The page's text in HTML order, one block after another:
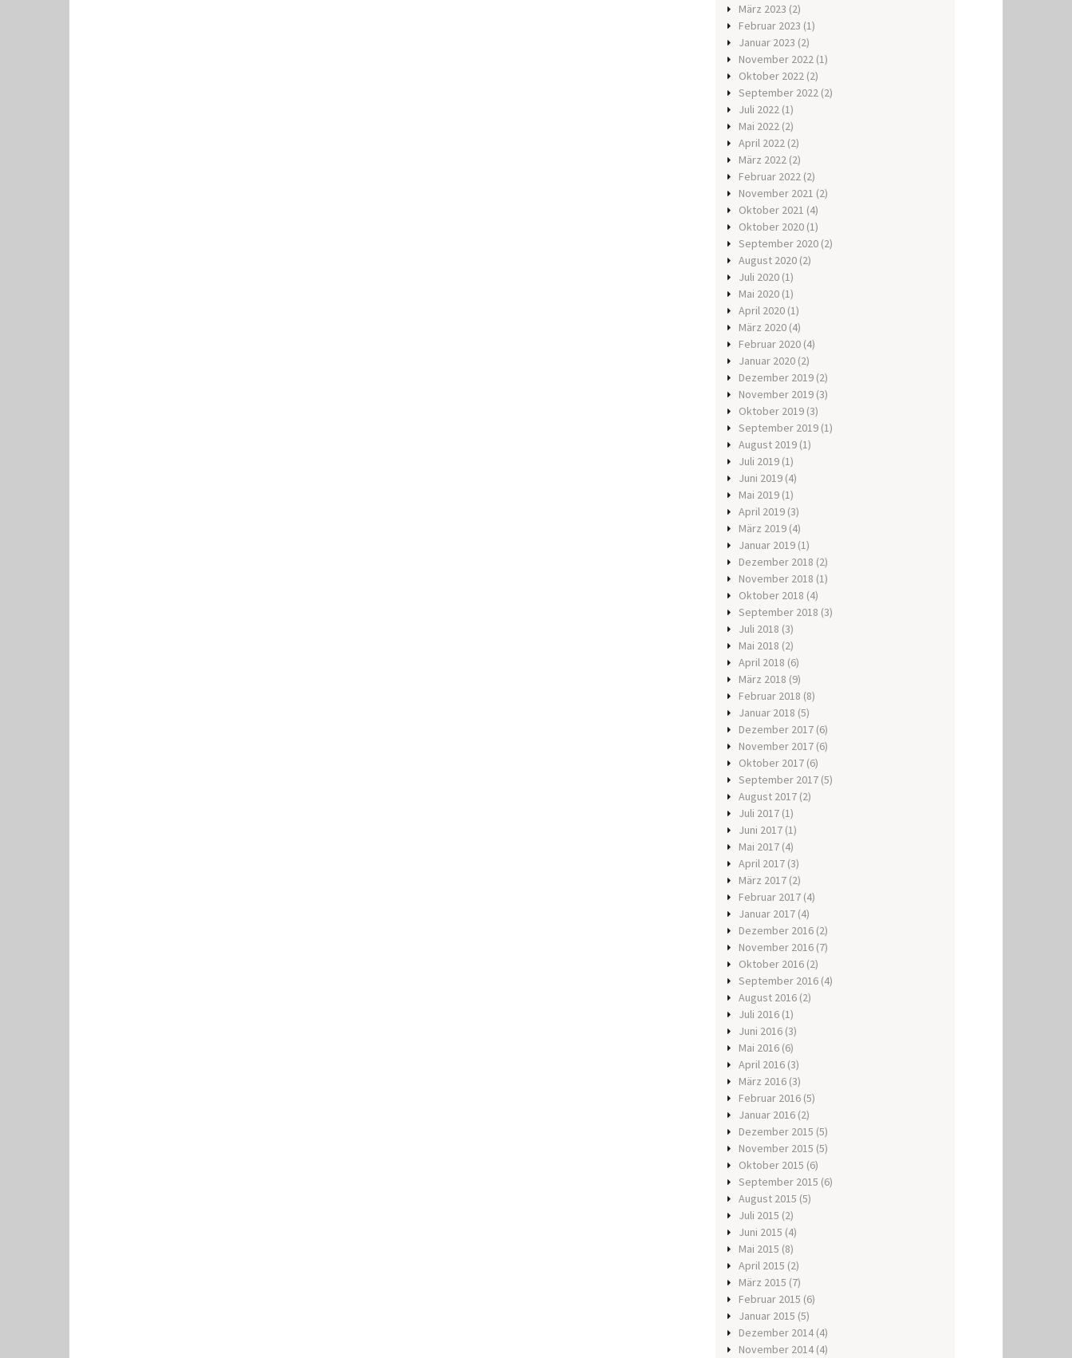
März 2023 (2)
Februar 2023 (1)
Januar 2023 (2)
November 2022 (1)
Oktober 2022 (2)
September 2022 (2)
Juli 2022 (1)
Mai 2022 (2)
April 2022 (2)
März 2022 (2)
Februar 2022 (2)
November 2021 (2)
Oktober 2021 (4)
Oktober 2020 (1)
September 2020 (2)
August 2020 (2)
Juli 2020 (1)
Mai 2020 (1)
April 2020 (1)
März 2020 (4)
Februar 2020 (4)
Januar 2020 (2)
Dezember 2019 (2)
November 2019 (3)
Oktober 2019 (3)
September 2019 (1)
August 2019 (1)
Juli 2019 (1)
Juni 2019 (4)
Mai 2019 (1)
April 2019 (3)
März 2019 (4)
Januar 2019 (1)
Dezember 2018 (2)
November 2018 (1)
Oktober 2018 (4)
September 2018 (3)
Juli 2018 (3)
Mai 2018 (2)
April 2018 (6)
März 2018 (9)
Februar 2018 (8)
Januar 2018 (5)
Dezember 2017 (6)
November 2017 (6)
Oktober 2017 (6)
September 2017 (5)
August 2017 (2)
Juli 2017 (1)
Juni 2017 (1)
Mai 2017 (4)
April 2017 (3)
März 2017 (2)
Februar 2017 (4)
Januar 2017 (4)
Dezember 2016 (2)
November 2016 (7)
Oktober 2016 (2)
September 2016 (4)
August 2016 (2)
Juli 2016 (1)
Juni 2016 (3)
Mai 2016 (6)
April 2016 (3)
März 2016 (3)
Februar 2016 (5)
Januar 2016 (2)
Dezember 2015 (5)
November 2015 (5)
Oktober 2015 (6)
September 2015 (6)
August 2015 (5)
Juli 2015 (2)
Juni 2015 (4)
Mai 2015 (8)
April 2015 (2)
März 2015 (7)
Februar 2015 (6)
Januar 2015 (5)
Dezember 2014 (4)
November 2014 (4)